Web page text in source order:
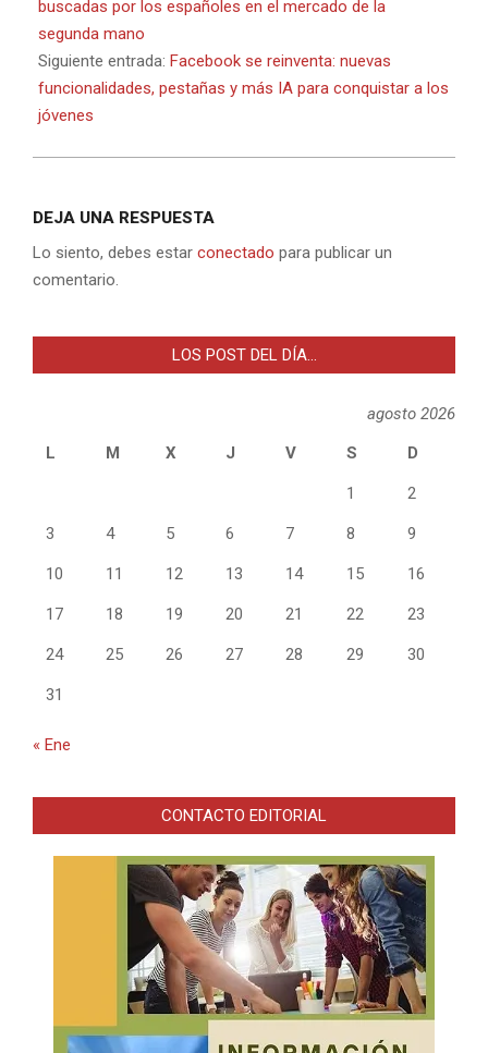
28
buscadas por los españoles en el mercado de la
segunda mano
Siguiente entrada: Facebook se reinventa: nuevas
funcionalidades, pestañas y más IA para conquistar a los
jóvenes
DEJA UNA RESPUESTA
Lo siento, debes estar conectado para publicar un
comentario.
LOS POST DEL DÍA…
agosto 2026
L
M X J V S D
1 2
3 4 5 6 7 8 9
10 11 12 13 14 15 16
17 18 19 20 21 22 23
24 25 26 27 28 29 30
31
« Ene
CONTACTO EDITORIAL